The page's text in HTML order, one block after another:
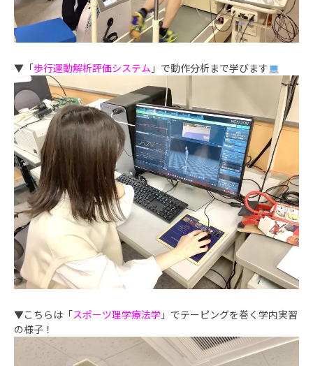
▼「歩行運動解析評価システム 」で動作分析まで学びます
▼こちらは「スポーツ理学療法学 」でテーピングを巻く学内実習
の様子！